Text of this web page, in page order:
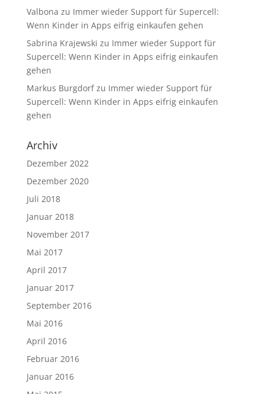
Valbona zu Immer wieder Support für Supercell:
Wenn Kinder in Apps eifrig einkaufen gehen
Sabrina Krajewski zu Immer wieder Support für
Supercell: Wenn Kinder in Apps eifrig einkaufen
gehen
Markus Burgdorfzu Immer wieder Support für
Supercell: Wenn Kinder in Apps eifrig einkaufen
gehen
Archiv
Dezember 2022
Dezember 2020
Juli 2018
Januar 2018
November 2017
Mai 2017
April 2017
Januar 2017
September 2016
Mai 2016
April 2016
Februar 2016
Januar 2016